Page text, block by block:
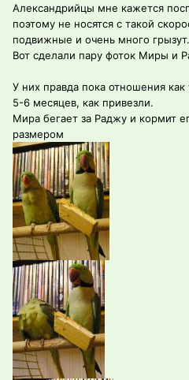
Александрийцы мне кажется
поэтому не носятся с такой
подвижные и очень много грызут.
Вот сделали пару фоток Миры и
У них правда пока отношения
5-6 месяцев, как привезли.
Мира бегает за Раджу и кормит
размером